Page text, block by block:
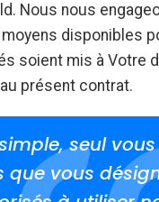
Nous nous
disponibles
soient mis à Votre
présent contrat.
seul vous
que vous